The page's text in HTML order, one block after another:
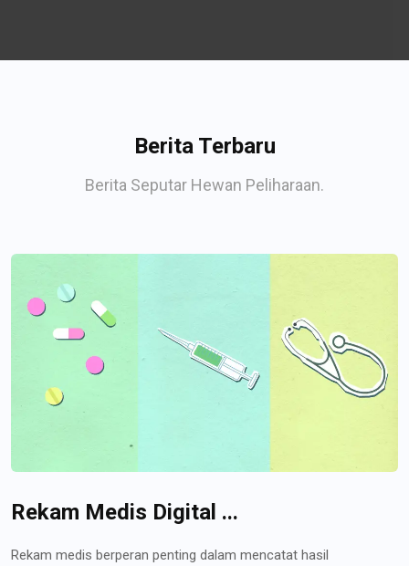
Berita Terbaru
Berita Seputar Hewan Peliharaan.
Rekam Medis Digital ...
Rekam medis berperan penting dalam mencatat hasil